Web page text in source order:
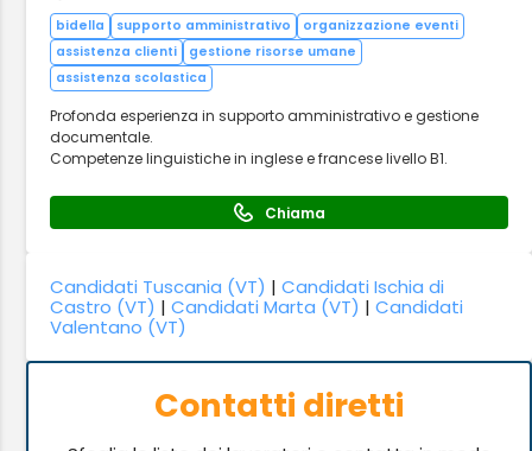
bidella supporto amministrativo
organizzazione eventi
assistenza clienti
gestione risorse umane
assistenza scolastica
Profonda esperienza in supporto amministrativo e gestione
documentale.
Competenze linguistiche in inglese e francese livello B1.
Chiama
Candidati Tuscania (VT) |Candidati Ischia di
Castro (VT) |Candidati Marta (VT) |Candidati
Valentano (VT)
Contatti diretti